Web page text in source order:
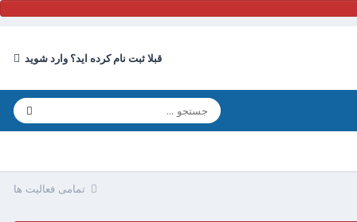
قبلا ثبت نام کرده اید؟ وارد شوید
تمامی فعالیت ها